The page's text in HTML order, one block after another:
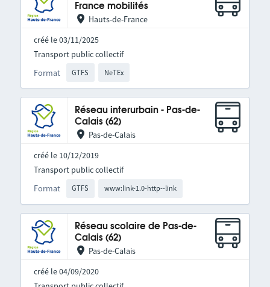
France mobilités
Hauts-de-France
créé le 03/11/2025
Format GTFS NeTEx
Transport public collectif
Réseau interurbain - Pas-de-
Calais (62)
Pas-de-Calais
créé le 10/12/2019
Format GTFS www:link-1.0-http--link
Transport public collectif
Réseau scolaire de Pas-de-
Calais (62)
Pas-de-Calais
créé le 04/09/2020